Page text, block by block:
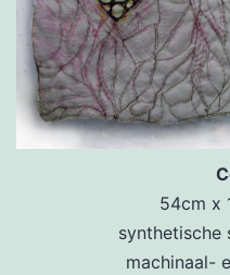
54cm x
synthetische
machinaal-